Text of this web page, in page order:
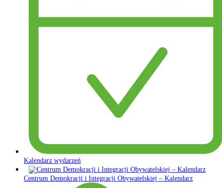
Kalendarz wydarzeń
Centrum Demokracji i Integracji Obywatelskiej – Kalendarz